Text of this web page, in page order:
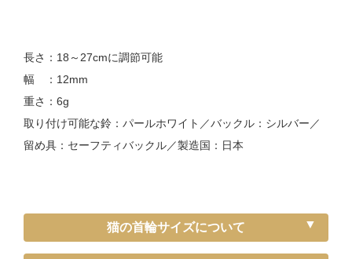
長さ：18～27cmに調節可能
幅 ：12mm
重さ：6g
取り付け可能な鈴：パールホワイト／バックル：シルバー／
留め具：セーフティバックル／製造国：日本
猫の首輪サイズについて